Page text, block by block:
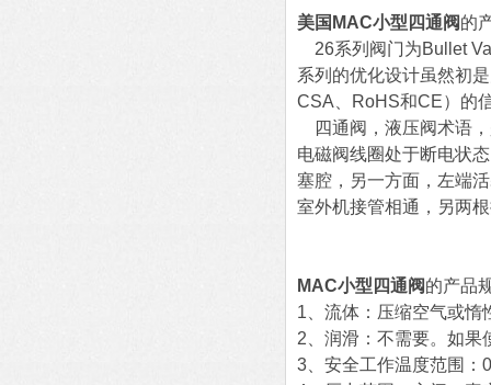
美国MAC小型四通阀的
26系列阀门为Bullet
系列的优化设计虽然初
CSA、RoHS和CE）的
四通阀，液压阀术语，
电磁阀线圈处于断电状
塞腔，另一方面，左端
室外机接管相通，另两
MAC小型四通阀的产品
1、流体：压缩空气或惰
2、润滑：不需要。如果
3、安全工作温度范围：